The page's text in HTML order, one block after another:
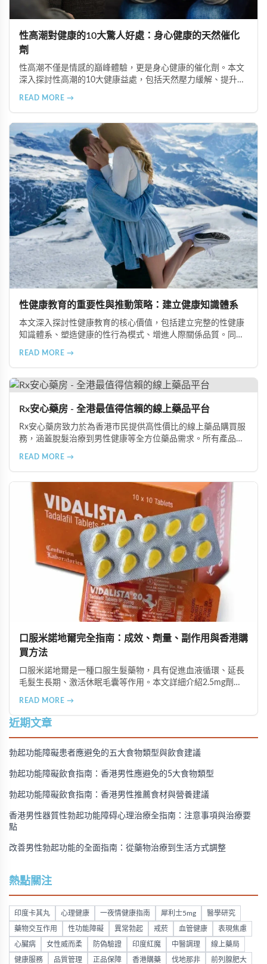
性高潮對健康的10大驚人好處：身心健康的天然催化
劑
性高潮不僅是情感的巔峰體驗，更是身心健康的催化劑。本文
深入探討性高潮的10大健康益處，包括天然壓力緩解、提升睡
情感連結。
READ MORE →
性健康教育的重要性與推動策略：建立健康知識體系
本文深入探討性健康教育的核心價值，包括建立完整的性健康
知識體系、塑造健康的性行為模式、增進人際關係品質。同時
READ MORE →
Rx安心藥房 - 全港最值得信賴的線上藥品平台
Rx安心藥房致力於為香港市民提供高性價比的線上藥品購買服
務，涵蓋脫髮治療到男性健康等全方位藥品需求。所有產品均
READ MORE →
口服米諾地爾完全指南：成效、劑量、副作用與香港購
買方法
口服米諾地爾是一種口服生髮藥物，具有促進血液循環、延長
毛髮生長期、激活休眠毛囊等作用。本文詳細介紹2.5mg劑量
購買方法，並提供真實用戶經驗分享。
READ MORE →
近期文章
勃起功能障礙患者應避免的五大食物類型與飲食建議
勃起功能障礙飲食指南：香港男性應避免的5大食物類型
勃起功能障礙飲食指南：香港男性推薦食材與營養建議
香港男性器質性勃起功能障碍心理治療全指南：注意事項與治療要
點
改善男性勃起功能的全面指南：從藥物治療到生活方式調整
熱點關注
印度卡其丸 心理健康 一夜情健康指南 犀利士5mg 醫學研究
藥物交互作用 性功能障礙 異常勃起 戒菸 血管健康 表現焦慮
心臟病 女性威而柔 防偽驗證 印度紅魔 中醫調理 線上藥局
健康服務 品質管理 正品保障 香港購藥 伐地那非 前列腺肥大